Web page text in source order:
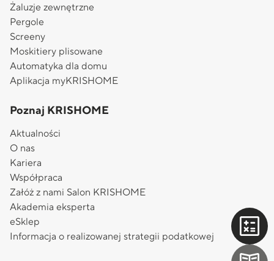
Żaluzje zewnętrzne
Pergole
Screeny
Moskitiery plisowane
Automatyka dla domu
Aplikacja myKRISHOME
Poznaj KRISHOME
Aktualności
O nas
Kariera
Współpraca
Załóż z nami Salon KRISHOME
Akademia eksperta
eSklep
Informacja o realizowanej strategii podatkowej